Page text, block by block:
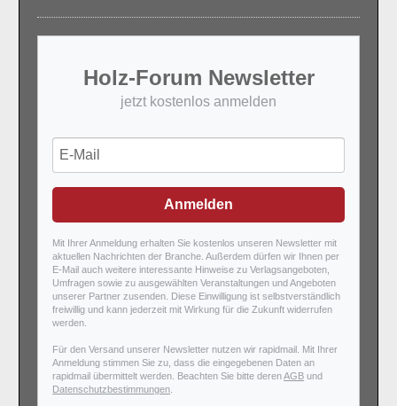
Holz-Forum Newsletter
jetzt kostenlos anmelden
Anmelden
Mit Ihrer Anmeldung erhalten Sie kostenlos unseren Newsletter mit
aktuellen Nachrichten der Branche. Außerdem dürfen wir Ihnen per
E-Mail auch weitere interessante Hinweise zu Verlagsangeboten,
Umfragen sowie zu ausgewählten Veranstaltungen und Angeboten
unserer Partner zusenden. Diese Einwilligung ist selbstverständlich
freiwillig und kann jederzeit mit Wirkung für die Zukunft widerrufen
werden.
Für den Versand unserer Newsletter nutzen wir rapidmail. Mit Ihrer
Anmeldung stimmen Sie zu, dass die eingegebenen Daten an
rapidmail übermittelt werden. Beachten Sie bitte derenAGB und
Datenschutzbestimmungen